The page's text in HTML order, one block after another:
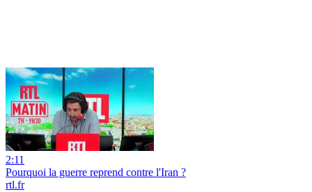
2:11
Pourquoi la guerre reprend contre l'Iran ?
rtl.fr